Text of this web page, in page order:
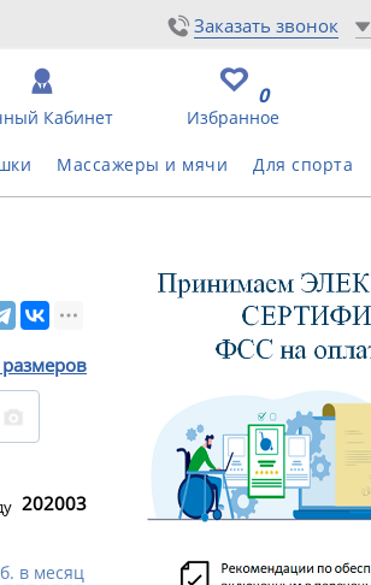
Заказать звонок
Избранное
0
Кабинет
Массажеры и мячи Для спорта
202003
в месяц